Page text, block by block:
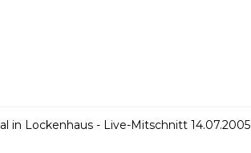
in Lockenhaus - Live-Mitschnitt 14.07.2005